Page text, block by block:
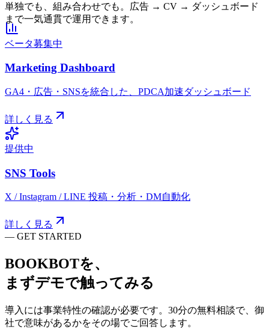
単独でも、組み合わせでも。広告 → CV → ダッシュボード
まで一気通貫で運用できます。
ベータ募集中
Marketing Dashboard
GA4・広告・SNSを統合した、PDCA加速ダッシュボード
詳しく見る
提供中
SNS Tools
X / Instagram / LINE 投稿・分析・DM自動化
詳しく見る
— GET STARTED
BOOKBOTを、
まずデモで触ってみる
導入には事業特性の確認が必要です。30分の無料相談で、御
社で意味があるかをその場でご回答します。